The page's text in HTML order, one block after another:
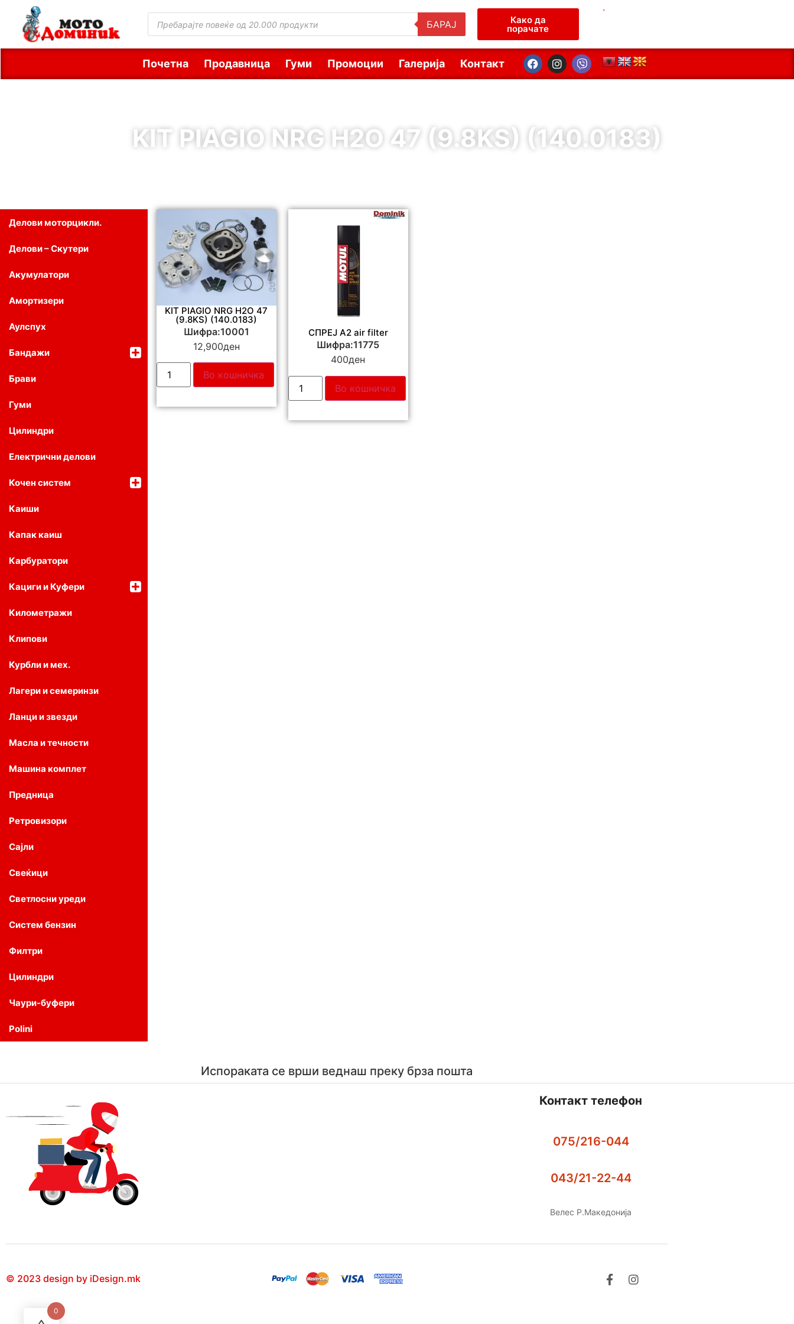
БАРАЈ Како да
порачате
.
Почетна Продавница Гуми Промоции Галерија Контакт
KIT PIAGIO NRG H2O 47 (9.8KS) (140.0183)
Делови моторцикли.
Делови – Скутери
Акумулатори
Амортизери
Аулспух
Бандажи
Брави
Гуми
Цилиндри
Електрични делови
Кочен систем
Каиши
Капак каиш
Карбуратори
Кациги и Куфери
Километражи
Клипови
Курбли и мех.
Лагери и семеринзи
Ланци и звезди
Масла и течности
Машина комплет
Предница
Ретровизори
Сајли
Свеќици
Светлосни уреди
Систем бензин
Филтри
Цилиндри
Чаури-буфери
Polini
KIT PIAGIO NRG H2O 47
(9.8KS) (140.0183)
Шифра:10001
12,900ден
Во кошничка
СПРЕЈ А2 air filter
Шифра:11775
400ден
Во кошничка
Испораката се врши веднаш преку брза пошта
Контакт телефон
075/216-044
043/21-22-44
Велес Р.Македонија
© 2023 design by iDesign.mk
0